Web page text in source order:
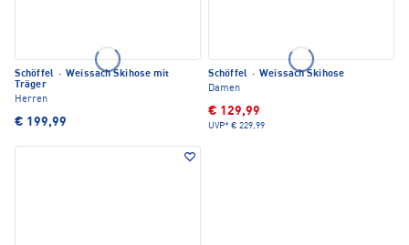
Schöffel · Weissach Skihose mit
Träger
Herren
€ 199,99
Schöffel · Weissach Skihose
Damen
€ 129,99
UVP* € 229,99